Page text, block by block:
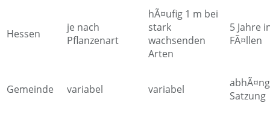
Hessen
je nach
Pflanzenart
hÃ¤ufig 1 m bei
stark
wachsenden
Arten
5 Jahre
FÃ¤llen
Gemeinde variabel variabel
Satzung